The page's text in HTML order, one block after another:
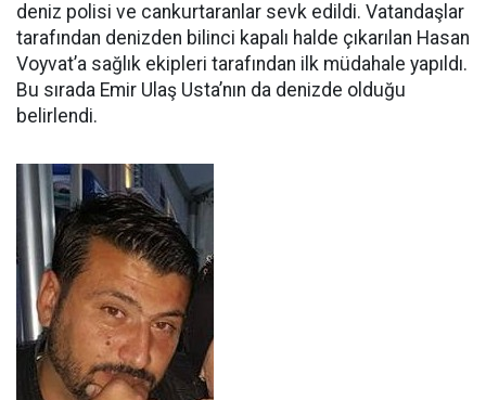
deniz polisi ve cankurtaranlar sevk edildi. Vatandaşlar
tarafından denizden bilinci kapalı halde çıkarılan Hasan
Voyvat’a sağlık ekipleri tarafından ilk müdahale yapıldı.
Bu sırada Emir Ulaş Usta’nın da denizde olduğu
belirlendi.